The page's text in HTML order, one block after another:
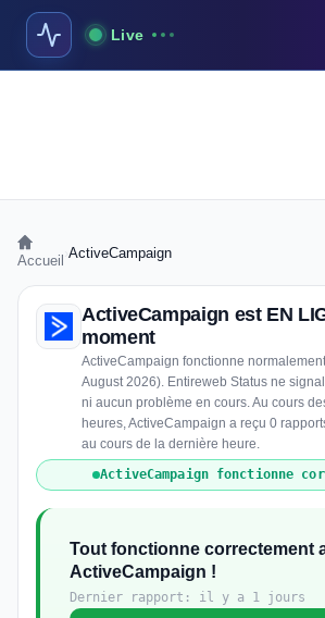
Live
Accueil ActiveCampaign
ActiveCampaign est EN
moment
ActiveCampaign fonctionne
August 2026). Entireweb Status ne
ni aucun problème en cours. Au cours
heures, ActiveCampaign a reçu 0
au cours de la dernière heure.
ActiveCampaign fonctionne
Tout fonctionne correctement
ActiveCampaign !
Dernier rapport: il y a 1 jours